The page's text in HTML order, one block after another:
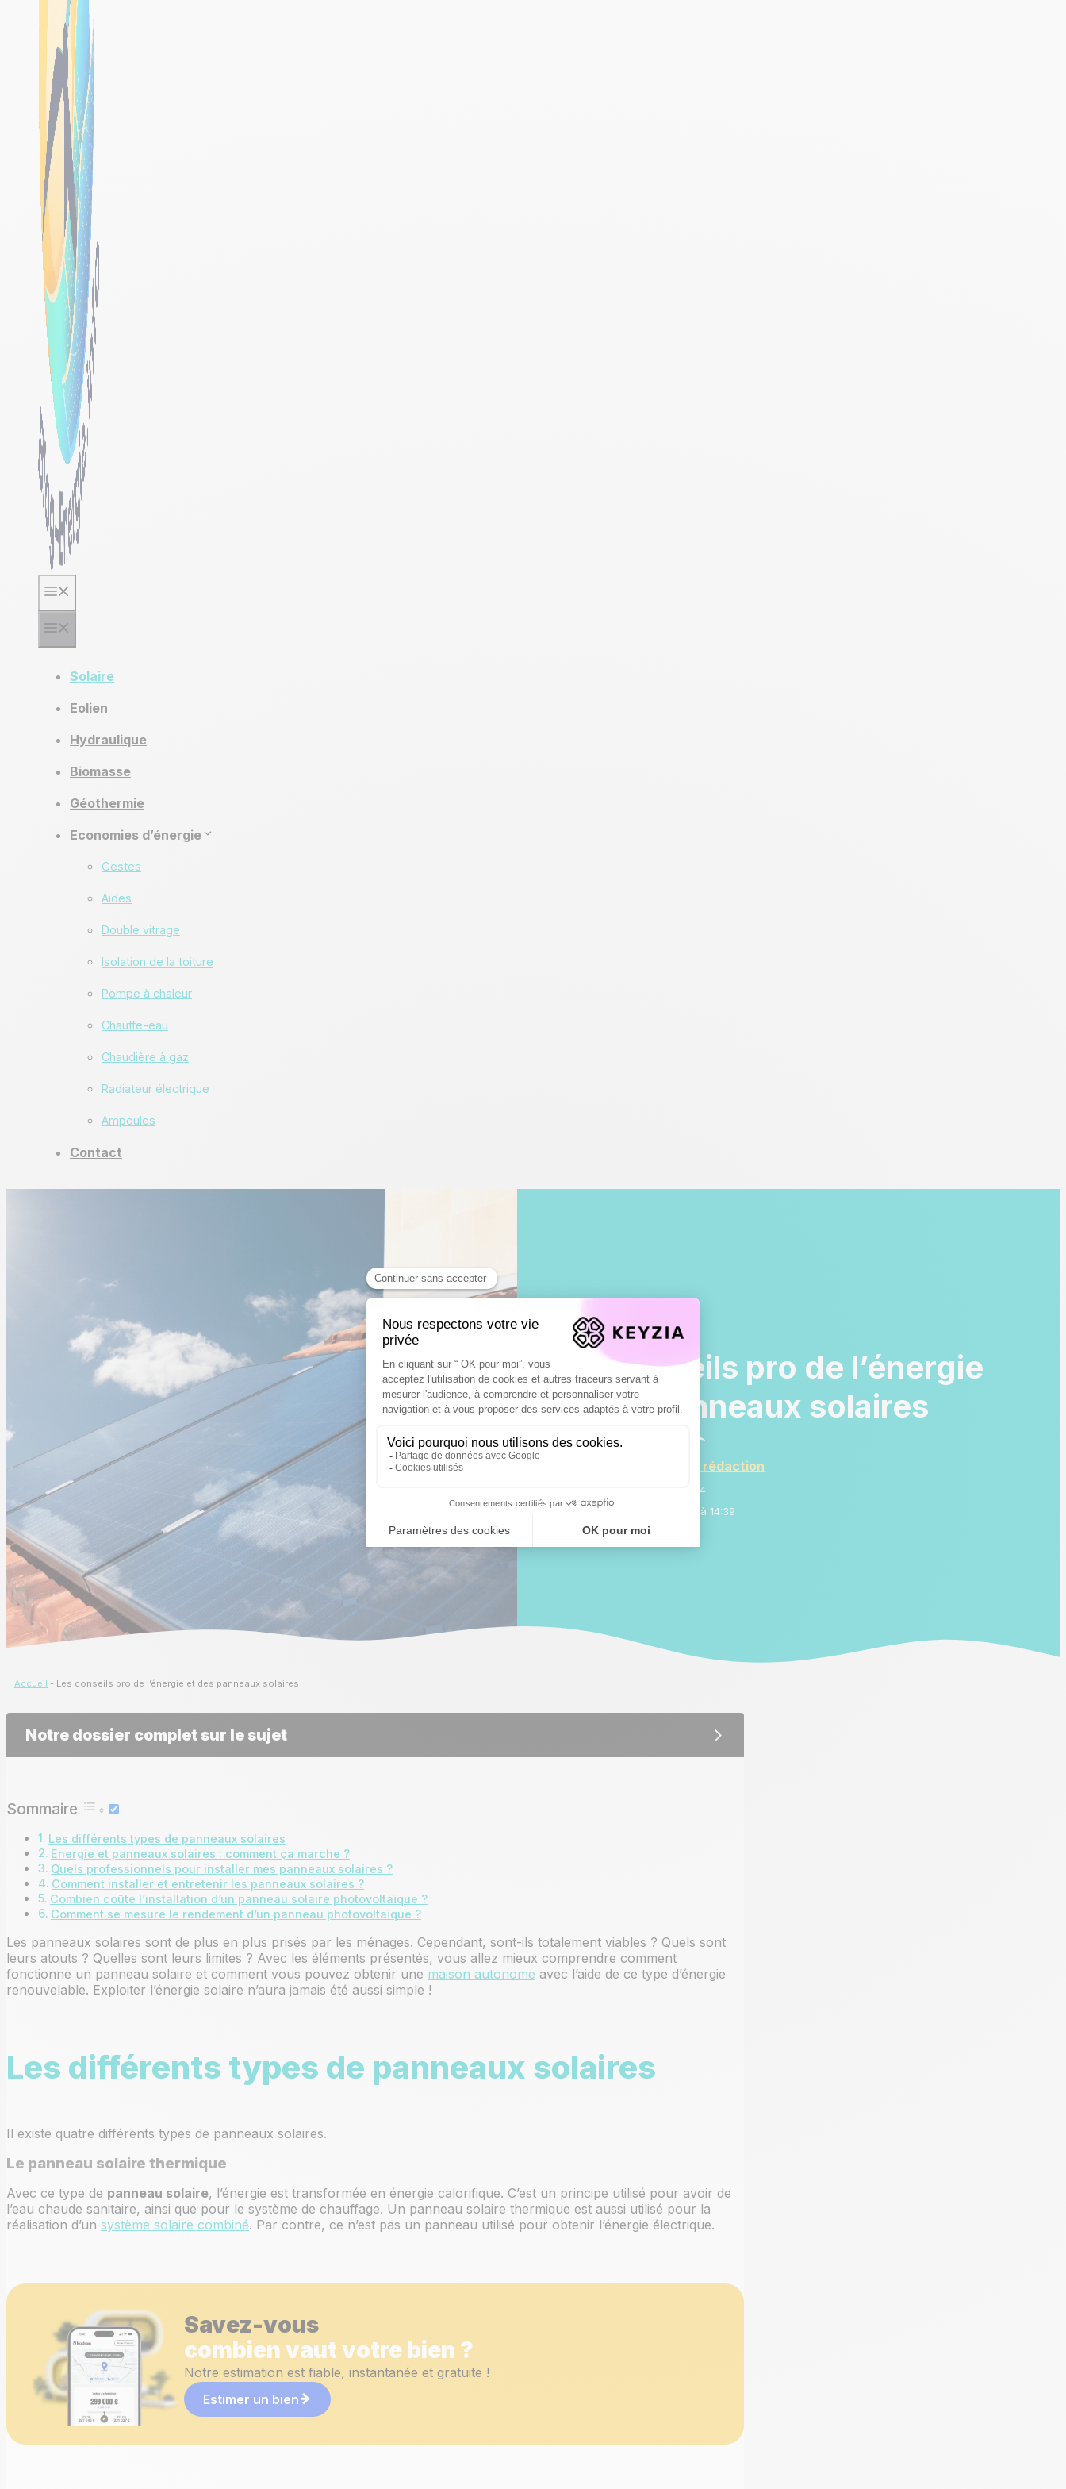
Solaire
Eolien
Hydraulique
Biomasse
Géothermie
Economies d’énergie
Gestes
Aides
Double vitrage
Isolation de la toiture
Pompe à chaleur
Chauffe-eau
Chaudière à gaz
Radiateur électrique
Ampoules
Contact
Les conseils pro de l’énergie
et des panneaux solaires
L'Equipe de rédaction
18 juillet 2022 à 08:24
Modifié le :
12 novembre 2024 à 14:39
Accueil - Les conseils pro de l’énergie et des panneaux solaires
Notre dossier complet sur le sujet
Comment installer des panneaux solaires sur sa toiture ?
Qu’est-ce qu’un système solaire combiné ?
Entretien des panneaux solaires : comment bien entretenir les panneaux solaires thermiques ?
Location de toiture pour panneaux solaires photovoltaïques : est-ce rentable ?
Sommaire
Les différents types de panneaux solaires
Energie et panneaux solaires : comment ça marche ?
Quels professionnels pour installer mes panneaux solaires ?
Comment installer et entretenir les panneaux solaires ?
Combien coûte l’installation d’un panneau solaire photovoltaïque ?
Comment se mesure le rendement d’un panneau photovoltaïque ?
Les panneaux solaires sont de plus en plus prisés par les ménages. Cependant, sont-ils totalement viables ? Quels sont
leurs atouts ? Quelles sont leurs limites ? Avec les éléments présentés, vous allez mieux comprendre comment
fonctionne un panneau solaire et comment vous pouvez obtenir une maison autonome avec l’aide de ce type d’énergie
renouvelable. Exploiter l’énergie solaire n’aura jamais été aussi simple !
Les différents types de panneaux solaires
Il existe quatre différents types de panneaux solaires.
Le panneau solaire thermique
Avec ce type de panneau solaire, l’énergie est transformée en énergie calorifique. C’est un principe utilisé pour avoir de
l’eau chaude sanitaire, ainsi que pour le système de chauffage. Un panneau solaire thermique est aussi utilisé pour la
réalisation d’un système solaire combiné. Par contre, ce n’est pas un panneau utilisé pour obtenir l’énergie électrique.
Savez-vous
combien vaut votre bien ?
Notre estimation est fiable, instantanée et gratuite !
Estimer un bien